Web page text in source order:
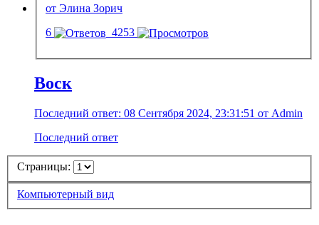
от Элина Зорич
6
4253
Воск
Последний ответ: 08 Сентября 2024, 23:31:51 от Admin
Последний ответ
Страницы:
Компьютерный вид